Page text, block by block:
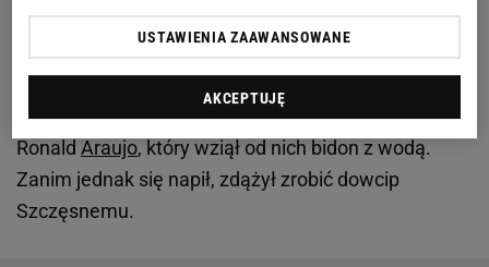
karnym leżał Andreas Christensen, który ucierpiał
przy zderzeniu z jednym z przeciwników. Od razu
wykorzystał drugi ze stoperów FC Barcelony -
Ronald Araujo, który wziął od nich bidon z wodą.
Zanim jednak się napił, zdążył zrobić dowcip
Szczęsnemu.
USTAWIENIA ZAAWANSOWANE
AKCEPTUJĘ